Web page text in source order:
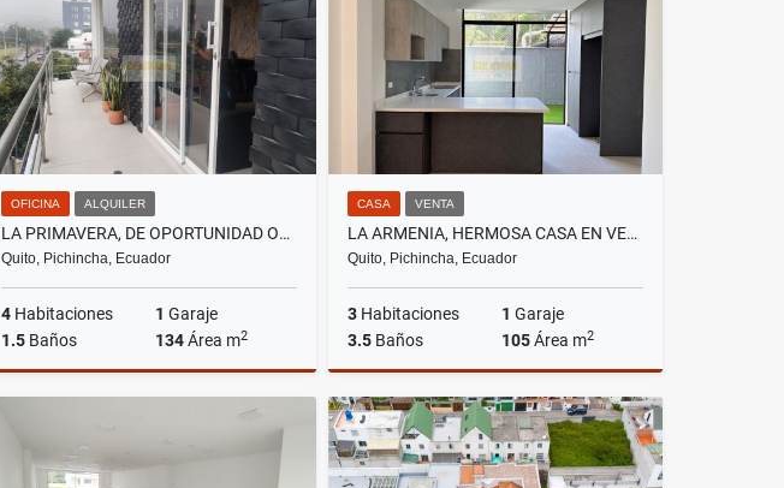
OFICINA ALQUILER
LA PRIMAVERA, DE OPORTUNIDAD OFICINA SIN MUEBLES EN RENTA, CON 143M2
Quito, Pichincha, Ecuador
4 Habitaciones 1 Garaje
1.5 Baños 134Área m2
Alquiler
CASA VENTA
LA ARMENIA, HERMOSA CASA EN VENTA,NUEVA VIP 105M2
Quito, Pichincha, Ecuador
3 Habitaciones 1 Garaje
3.5 Baños 105Área m2
Venta
US$89,900